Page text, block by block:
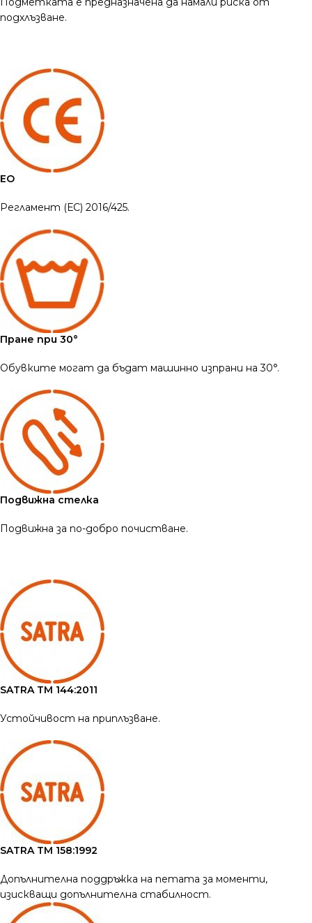
подхлъзване.
ЕО
Регламент (ЕС) 2016/425.
Пране при 30°
Обувките могат да бъдат машинно изпрани на 30°.
Подвижна стелка
Подвижна за по-добро почистване.
SATRA TM 144:2011
Устойчивост на приплъзване.
SATRA TM 158:1992
Допълнителна поддръжка на петата за моменти,
изискващи допълнителна стабилност.